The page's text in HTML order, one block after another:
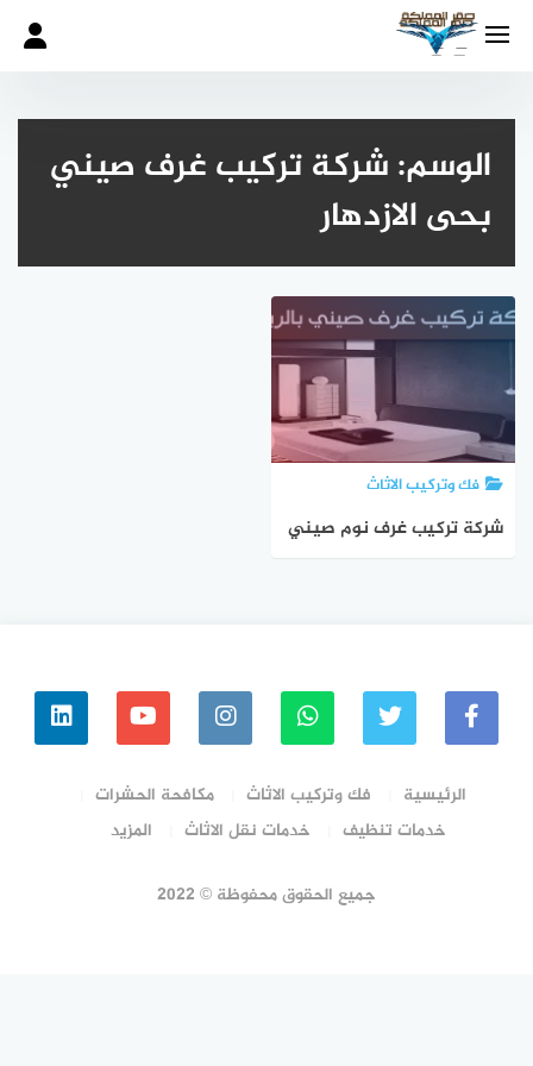
الوسم:شركة تركيب غرف صيني
بحى الازدهار
فك وتركيب الاثاث
شركة تركيب غرف نوم صيني
الرئيسية فك وتركيب الاثاث
مكافحة الحشرات
خدمات تنظيف
خدمات نقل الاثاث المزيد
جميع الحقوق محفوظة © 2022